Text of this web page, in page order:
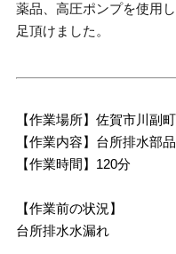
薬品、高圧ポンプを使用
足頂けました。
【作業場所】佐賀市川副町
【作業内容】台所排水部
【作業時間】120分
【作業前の状況】
台所排水水漏れ